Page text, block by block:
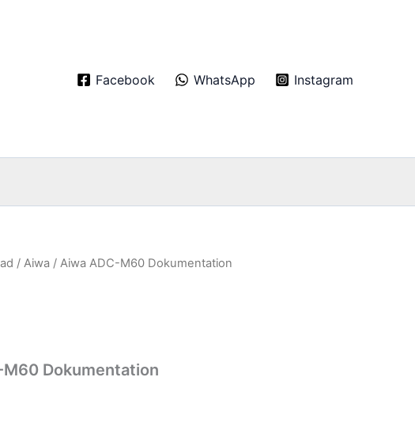
Facebook
WhatsApp Instagram
/ Aiwa / Aiwa ADC-M60 Dokumentation
M60 Dokumentation